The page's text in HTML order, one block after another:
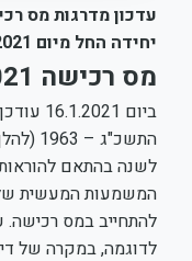
יחידה החל מיום 16.1.2021 ועד 15.1.2022.
מס רכישה 2021 פירוט המדרגות החדשות
לשנה בהתאם
המשמעות המעשית של
להתחייב במס רכישה.